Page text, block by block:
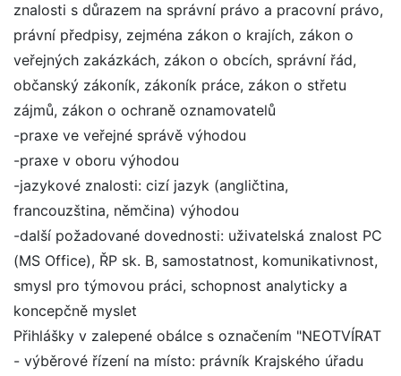
znalosti s důrazem na správní právo a pracovní právo,
právní předpisy, zejména zákon o krajích, zákon o
veřejných zakázkách, zákon o obcích, správní řád,
občanský zákoník, zákoník práce, zákon o střetu
zájmů, zákon o ochraně oznamovatelů
-praxe ve veřejné správě výhodou
-praxe v oboru výhodou
-jazykové znalosti: cizí jazyk (angličtina,
francouzština, němčina) výhodou
-další požadované dovednosti: uživatelská znalost PC
(MS Office), ŘP sk. B, samostatnost, komunikativnost,
smysl pro týmovou práci, schopnost analyticky a
koncepčně myslet
Přihlášky v zalepené obálce s označením "NEOTVÍRAT
- výběrové řízení na místo: právník Krajského úřadu